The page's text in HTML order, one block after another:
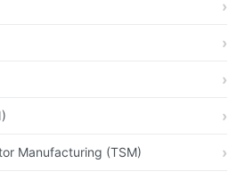
Manufacturing (TSM)